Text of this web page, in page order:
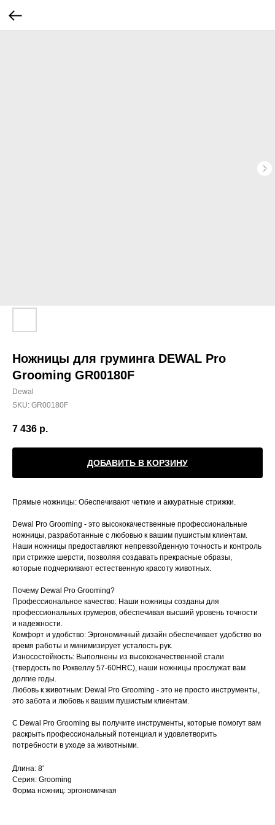
Ножницы для груминга DEWAL Pro
Grooming GR00180F
Dewal
SKU: GR00180F
7 436 р.
ДОБАВИТЬ В КОРЗИНУ
Прямые ножницы: Обеспечивают четкие и аккуратные стрижки.
Dewal Pro Grooming - это высококачественные профессиональные
ножницы, разработанные с любовью к вашим пушистым клиентам.
Наши ножницы предоставляют непревзойденную точность и контроль
при стрижке шерсти, позволяя создавать прекрасные образы,
которые подчеркивают естественную красоту животных.
Почему Dewal Pro Grooming?
Профессиональное качество: Наши ножницы созданы для
профессиональных грумеров, обеспечивая высший уровень точности
и надежности.
Комфорт и удобство: Эргономичный дизайн обеспечивает удобство во
время работы и минимизирует усталость рук.
Износостойкость: Выполнены из высококачественной стали
(твердость по Роквеллу 57-60HRC), наши ножницы прослужат вам
долгие годы.
Любовь к животным: Dewal Pro Grooming - это не просто инструменты,
это забота и любовь к вашим пушистым клиентам.
С Dewal Pro Grooming вы получите инструменты, которые помогут вам
раскрыть профессиональный потенциал и удовлетворить
потребности в уходе за животными.
Длина: 8'
Серия: Grooming
Форма ножниц: эргономичная